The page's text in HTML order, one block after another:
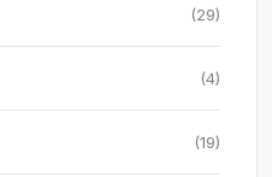
(29)
(4)
(19)